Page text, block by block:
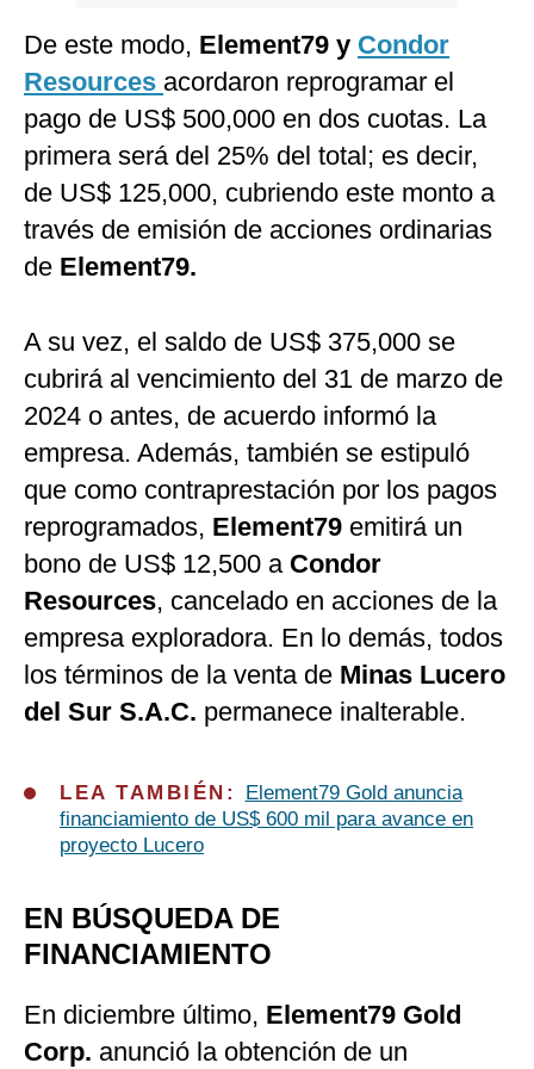
De este modo, Element79 y Condor
Resources acordaron reprogramar el
pago de US$ 500,000 en dos cuotas. La
primera será del 25% del total; es decir,
de US$ 125,000, cubriendo este monto a
través de emisión de acciones ordinarias
de Element79.
A su vez, el saldo de US$ 375,000 se
cubrirá al vencimiento del 31 de marzo de
2024 o antes, de acuerdo informó la
empresa. Además, también se estipuló
que como contraprestación por los pagos
reprogramados, Element79 emitirá un
bono de US$ 12,500 a Condor
Resources, cancelado en acciones de la
empresa exploradora. En lo demás, todos
los términos de la venta de Minas Lucero
del Sur S.A.C. permanece inalterable.
LEA TAMBIÉN:
Element79 Gold anuncia
financiamiento de US$ 600 mil para avance en
proyecto Lucero
EN BÚSQUEDA DE
FINANCIAMIENTO
En diciembre último, Element79 Gold
Corp. anunció la obtención de un